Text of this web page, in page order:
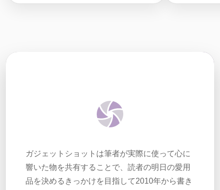
ガジェットショットは筆者が実際に使って心に
響いた物を共有することで、読者の明日の愛用
品を決めるきっかけを目指して2010年から書き